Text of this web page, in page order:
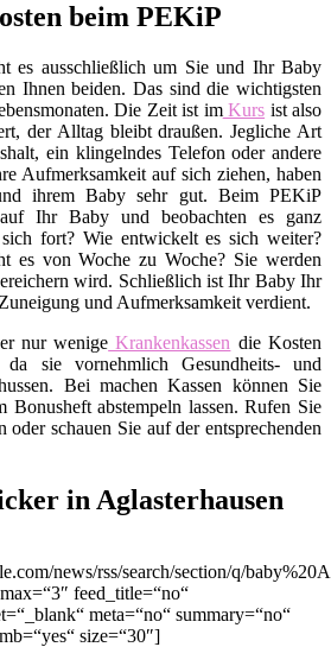
beim PEKiP
es ausschließlich um Sie und Ihr Baby
Ihnen beiden. Das sind die wichtigsten
Die Zeit ist imKurs ist also
der Alltag bleibt draußen. Jegliche Art
ein klingelndes Telefon oder andere
Aufmerksamkeit auf sich ziehen, haben
ihrem Baby sehr gut. Beim PEKiP
Ihr Baby und beobachten es ganz
fort? Wie entwickelt es sich weiter?
es von Woche zu Woche? Sie werden
wird. Schließlich ist Ihr Baby Ihr
und Aufmerksamkeit verdient.
nur wenige Krankenkassen die Kosten
sie vornehmlich Gesundheits- und
Bei machen Kassen können Sie
abstempeln lassen. Rufen Sie
oder schauen Sie auf der entsprechenden
in Aglasterhausen
news/rss/search/section/q/
feed_title=“no“
meta=“no“ summary=“no“
size=“30″]